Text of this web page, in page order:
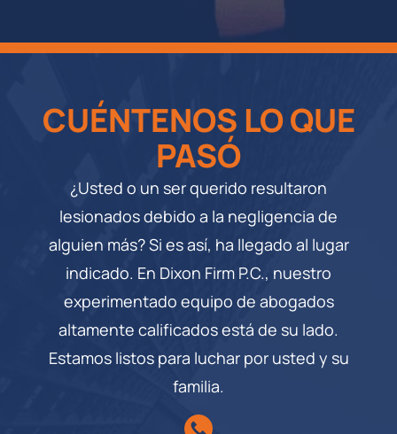
CUÉNTENOS LO QUE
PASÓ
¿Usted o un ser querido resultaron
lesionados debido a la negligencia de
alguien más? Si es así, ha llegado al lugar
indicado. En Dixon Firm P.C., nuestro
experimentado equipo de abogados
altamente calificados está de su lado.
Estamos listos para luchar por usted y su
familia.